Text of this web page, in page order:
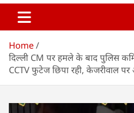
Home
दिल्ली CM पर हमले के बाद पुलिस
CCTV फुटेज छिपा रही, केजरीवाल पर